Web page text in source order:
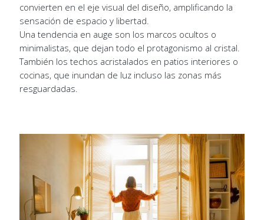
convierten en el eje visual del diseño, amplificando la
sensación de espacio y libertad.
Una tendencia en auge son los marcos ocultos o
minimalistas, que dejan todo el protagonismo al cristal.
También los techos acristalados en patios interiores o
cocinas, que inundan de luz incluso las zonas más
resguardadas.